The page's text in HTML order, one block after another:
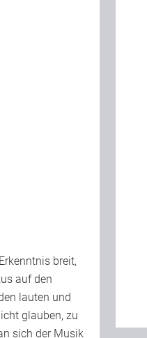
breit,
auf den
lauten und
glauben, zu
sich der Musik